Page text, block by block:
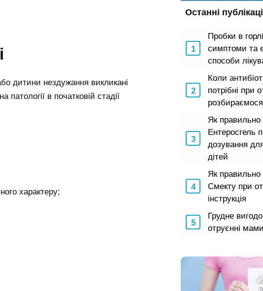
дитини нездужання викликані
патології в початковій стадії
характеру;
Останні
Пробки в
симптоми та
способи
Коли
потрібні при
Як правильно
Ентеросгель
дозування
дітей
Як
Смекту при
інструкція
Грудне
отруєнні